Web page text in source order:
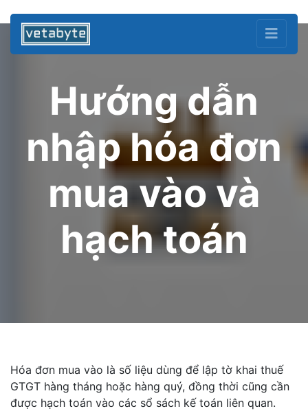
Hướng dẫn
nhập hóa đơn
mua vào và
hạch toán
Hóa đơn mua vào là số liệu dùng để lập tờ khai thuế
GTGT hàng tháng hoặc hàng quý, đồng thời cũng cần
được hạch toán vào các sổ sách kế toán liên quan.